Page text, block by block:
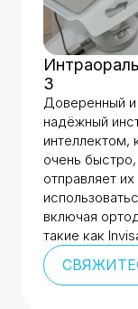
3
Доверенный и
надёжный
интеллектом,
очень
отправляет
включая
такие как